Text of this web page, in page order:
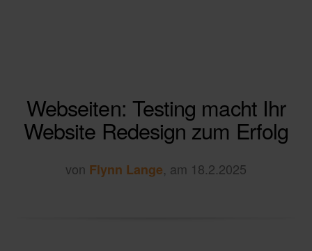
Webseiten: Testing macht Ihr
Website Redesign zum Erfolg
von Flynn Lange, am 18.2.2025